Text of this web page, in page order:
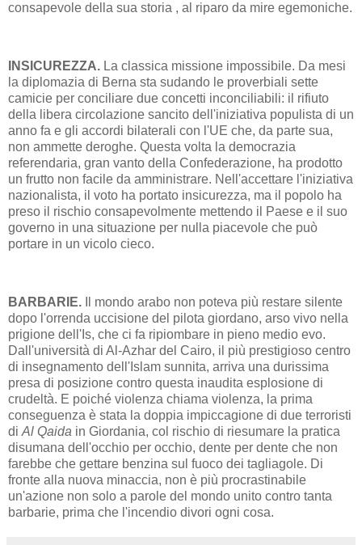
consapevole della sua storia , al riparo da mire egemoniche.
INSICUREZZA. La classica missione impossibile. Da mesi
la diplomazia di Berna sta sudando le proverbiali sette
camicie per conciliare due concetti inconciliabili: il rifiuto
della libera circolazione sancito dell'iniziativa populista di un
anno fa e gli accordi bilaterali con l'UE che, da parte sua,
non ammette deroghe. Questa volta la democrazia
referendaria, gran vanto della Confederazione, ha prodotto
un frutto non facile da amministrare. Nell'accettare l'iniziativa
nazionalista, il voto ha portato insicurezza, ma il popolo ha
preso il rischio consapevolmente mettendo il Paese e il suo
governo in una situazione per nulla piacevole che può
portare in un vicolo cieco.
BARBARIE. Il mondo arabo non poteva più restare silente
dopo l'orrenda uccisione del pilota giordano, arso vivo nella
prigione dell'Is, che ci fa ripiombare in pieno medio evo.
Dall'università di Al-Azhar del Cairo, il più prestigioso centro
di insegnamento dell'Islam sunnita, arriva una durissima
presa di posizione contro questa inaudita esplosione di
crudeltà. E poiché violenza chiama violenza, la prima
conseguenza è stata la doppia impiccagione di due terroristi
di Al Qaida in Giordania, col rischio di riesumare la pratica
disumana dell'occhio per occhio, dente per dente che non
farebbe che gettare benzina sul fuoco dei tagliagole. Di
fronte alla nuova minaccia, non è più procrastinabile
un'azione non solo a parole del mondo unito contro tanta
barbarie, prima che l'incendio divori ogni cosa.